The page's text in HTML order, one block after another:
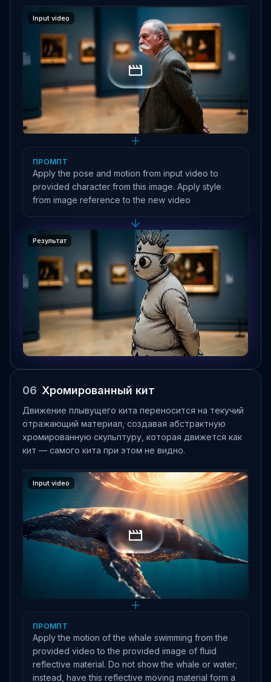
Input image
Input video
ПРОМПТ
Apply the pose and motion from input video to
provided character from this image. Apply style
from image reference to the new video
Результат
06 Хромированный кит
Движение плывущего кита переносится на текучий
отражающий материал, создавая абстрактную
хромированную скульптуру, которая движется как
кит — самого кита при этом не видно.
Input image
Input image
Input video
ПРОМПТ
Apply the motion of the whale swimming from the
provided video to the provided image of fluid
reflective material. Do not show the whale or water;
instead, have this reflective moving material form a